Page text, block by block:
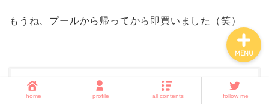
もうね、プールから帰ってから即買いました（笑）
home profile all contents follow me
MENU